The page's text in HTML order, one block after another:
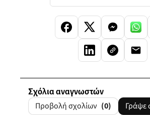
Σχόλια αναγνωστών
Προβολή σχολίων (0) Γράψε